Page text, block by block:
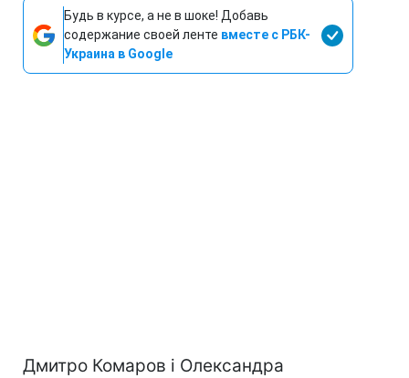
Будь в курсе, а не в шоке! Добавь
содержание своей ленте вместе с РБК-
Украина в Google
Дмитро Комаров і Олександра